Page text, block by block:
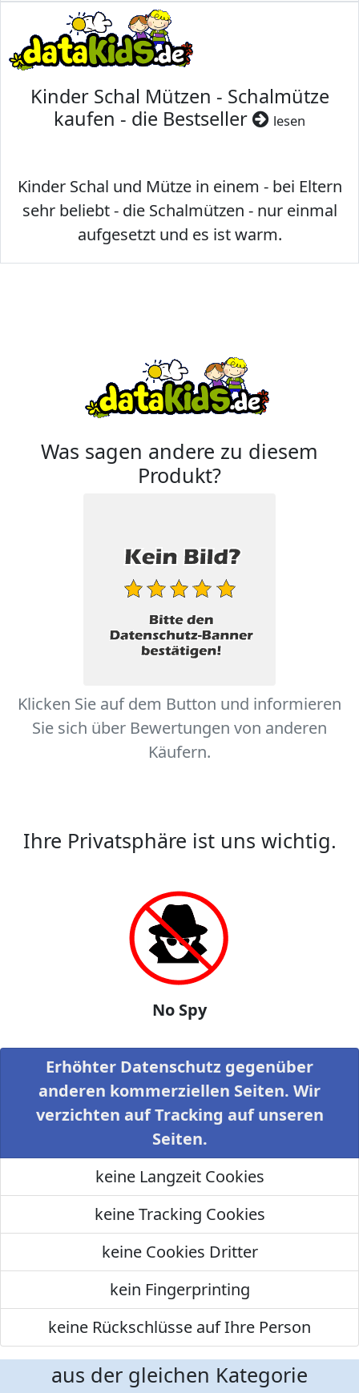
Kinder Schal Mützen - Schalmütze
kaufen - die Bestseller
lesen
Kinder Schal und Mütze in einem - bei Eltern
sehr beliebt - die Schalmützen - nur einmal
aufgesetzt und es ist warm.
Was sagen andere zu diesem
Produkt?
Klicken Sie auf dem Button und informieren
Sie sich über Bewertungen von anderen
Käufern.
Ihre Privatsphäre ist uns wichtig.
No Spy
Erhöhter Datenschutz gegenüber
anderen kommerziellen Seiten. Wir
verzichten auf Tracking auf unseren
Seiten.
keine Langzeit Cookies
keine Tracking Cookies
keine Cookies Dritter
kein Fingerprinting
keine Rückschlüsse auf Ihre Person
aus der gleichen Kategorie